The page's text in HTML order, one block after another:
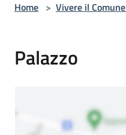
Home > Vivere il Comune
Palazzo